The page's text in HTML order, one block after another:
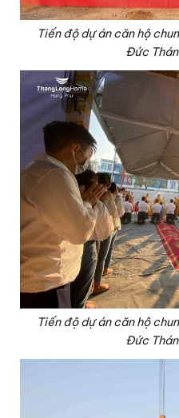
Tiến độ dự án căn hộ
Đức
Tiến độ dự án căn hộ
Đức